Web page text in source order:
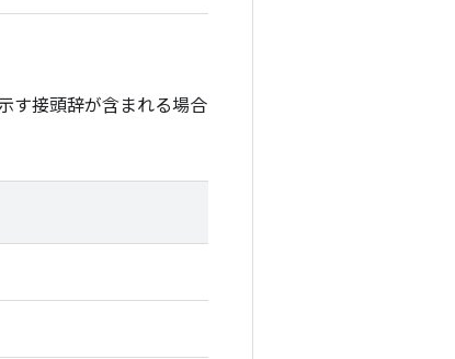
す接頭辞が含まれる場合